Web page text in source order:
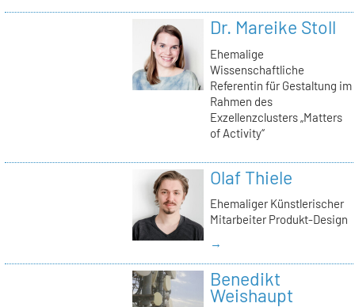
Dr. Mareike Stoll
Ehemalige
Wissenschaftliche
Referentin für Gestaltung im
Rahmen des
Exzellenzclusters „Matters
of Activity“
Olaf Thiele
Ehemaliger Künstlerischer
Mitarbeiter Produkt-Design
→
Benedikt
Weishaupt